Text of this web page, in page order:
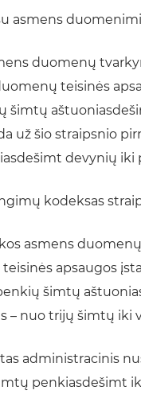
asmens
duomenų
teisinės
už šio straipsnio
devynių
kodeksas
asmens
apsaugos
šimtų
– nuo trijų šimtų
administracinis
penkiasdešimt